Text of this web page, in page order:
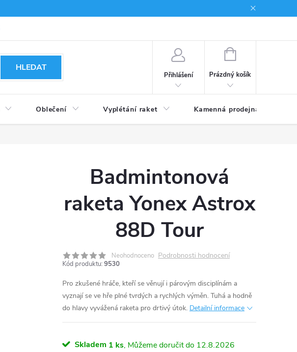
HLEDAT
Přihlášení
NÁKUPNÍ
Prázdný košík
Oblečení Vyplétání raket Kamenná prodejna
Badmintonová
raketa Yonex Astrox
88D Tour
Neohodnoceno Podrobnosti hodnocení
Kód produktu: 9530
Pro zkušené hráče, kteří se věnují i párovým disciplínám a
vyznají se ve hře plné tvrdých a rychlých výměn. Tuhá a hodně
do hlavy vyvážená raketa pro drtivý útok. Detailní informace
Skladem 1 ks 12.8.2026